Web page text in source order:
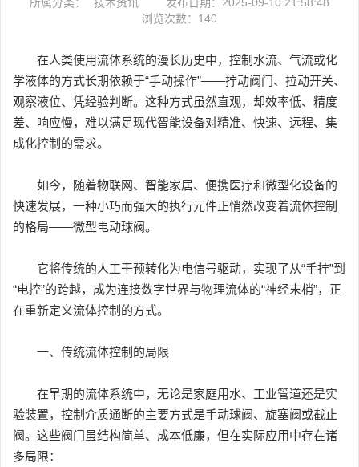
浏览次数： 140
在人类使用流体系统的漫长历史中，控制水流、气流或化
学液体的方式长期依赖于“手动操作”——拧动阀门、拉动开关、
观察液位、凭经验判断。这种方式虽然直观，却效率低、精度
差、响应慢，难以满足现代智能设备对精准、快速、远程、集
成化控制的需求。
如今，随着物联网、智能家居、便携医疗和微型化设备的
快速发展，一种小巧而强大的执行元件正悄然改变着流体控制
的格局——微型电动球阀。
它将传统的人工干预转化为电信号驱动，实现了从“手拧”到
“电控”的跨越，成为连接数字世界与物理流体的“神经末梢”，正
在重新定义流体控制的方式。
一、传统流体控制的局限
在早期的流体系统中，无论是家庭用水、工业管道还是实
验装置，控制介质通断的主要方式是手动球阀、旋塞阀或截止
阀。这些阀门虽结构简单、成本低廉，但在实际应用中存在诸
多局限：